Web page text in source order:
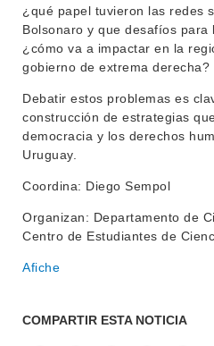
¿qué papel tuvieron las redes
Bolsonaro y que desafíos para
¿cómo va a impactar en la
gobierno de extrema derecha?
Debatir estos problemas es
construcción de estrategias
democracia y los derechos
Uruguay.
Coordina: Diego Sempol
Organizan: Departamento de
Centro de Estudiantes de
Afiche
COMPARTIR ESTA NOTICIA